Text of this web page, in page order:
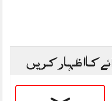
کا اظہار کریں